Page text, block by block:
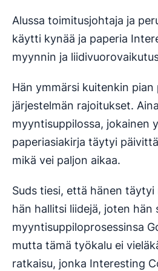
Alussa toimitusjohtaja ja
käytti kynää ja paperia
myynnin ja
Hän ymmärsi kuitenkin pian
järjestelmän rajoitukset.
myyntisuppilossa, jokainen
paperiasiakirja täytyi
mikä vei paljon aikaa.
Suds tiesi, että hänen
hän hallitsi liidejä, joten hän
myyntisuppiloprosessinsa
mutta tämä työkalu ei
ratkaisu, jonka Interesting